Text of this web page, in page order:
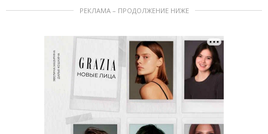
РЕКЛАМА – ПРОДОЛЖЕНИЕ НИЖЕ